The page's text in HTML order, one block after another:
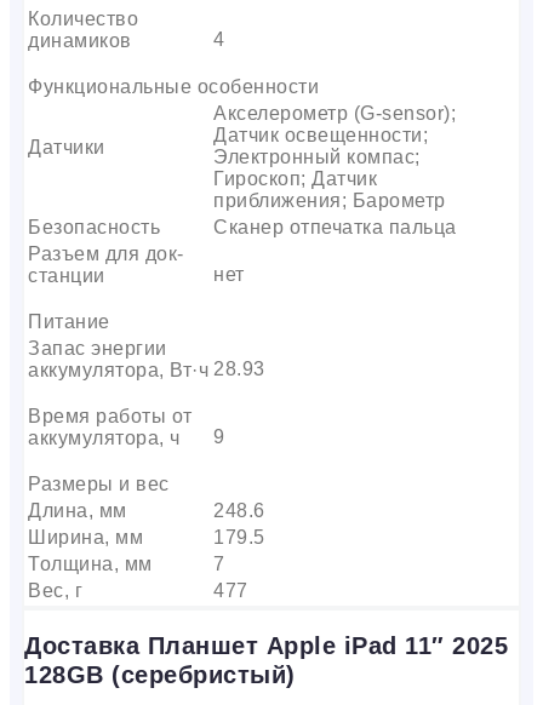
Количество
динамиков
4
Функциональные особенности
Датчики
Акселерометр (G-sensor);
Датчик освещенности;
Электронный компас;
Гироскоп; Датчик
приближения; Барометр
Безопасность
Сканер отпечатка пальца
Разъем для док-
станции
нет
Питание
Запас энергии
аккумулятора, Вт·ч 28.93
Время работы от
аккумулятора, ч
9
Размеры и вес
Длина, мм
248.6
Ширина, мм
179.5
Толщина, мм
7
Вес, г
477
Доставка Планшет Apple iPad 11″ 2025
128GB (серебристый)